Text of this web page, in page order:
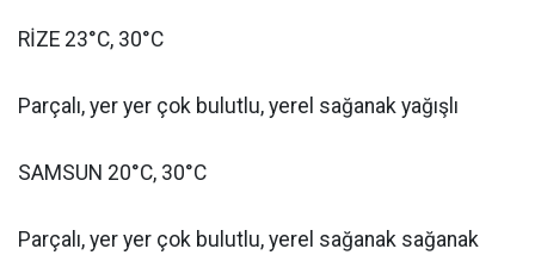
RİZE 23°C, 30°C
Parçalı, yer yer çok bulutlu, yerel sağanak yağışlı
SAMSUN 20°C, 30°C
Parçalı, yer yer çok bulutlu, yerel sağanak sağanak